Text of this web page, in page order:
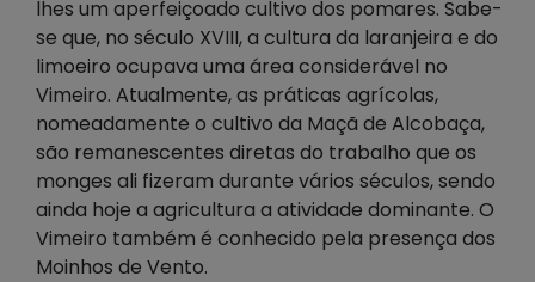
lhes um aperfeiçoado cultivo dos pomares. Sabe-
se que, no século XVIII, a cultura da laranjeira e do
limoeiro ocupava uma área considerável no
Vimeiro. Atualmente, as práticas agrícolas,
nomeadamente o cultivo da Maçã de Alcobaça,
são remanescentes diretas do trabalho que os
monges ali fizeram durante vários séculos, sendo
ainda hoje a agricultura a atividade dominante. O
Vimeiro também é conhecido pela presença dos
Moinhos de Vento.